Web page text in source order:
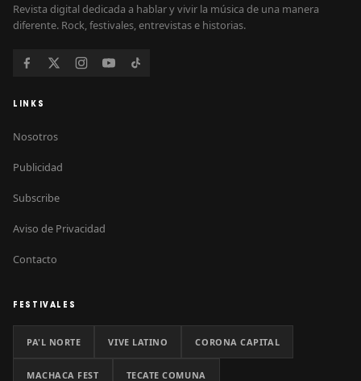
Revista digital dedicada a hablar y vivir la música de una manera
diferente. Rock, festivales, entrevistas e historias.
LINKS
Nosotros
Publicidad
Subscribe
Aviso de Privacidad
Contacto
FESTIVALES
PA'L NORTE VIVE LATINO CORONA CAPITAL
MACHACA FEST TECATE COMUNA